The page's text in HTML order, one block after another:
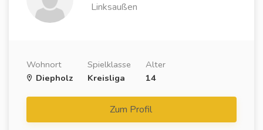
Linksaußen
Wohnort
Diepholz
Spielklasse
Kreisliga
Alter
14
Zum Profil